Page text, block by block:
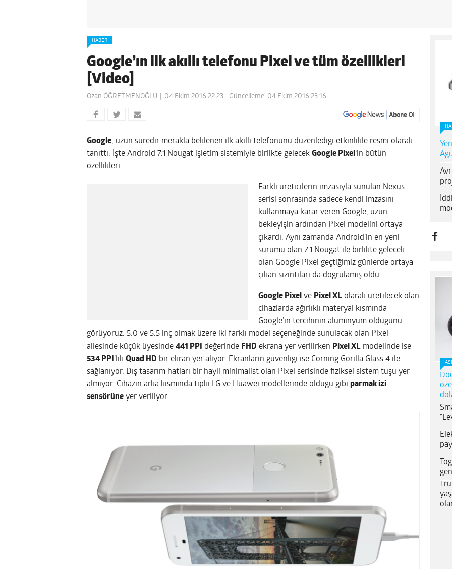
HABER
Google’ın ilk akıllı telefonu Pixel ve tüm özellikleri
[Video]
Ozan ÖĞRETMENOĞLU 04 Ekim 2016 22:23 - Güncelleme: 04 Ekim 2016 23:16
Google, uzun süredir merakla beklenen ilk akıllı telefonunu düzenlediği etkinlikle resmi olarak
tanıttı. İşte Android 7.1 Nougat işletim sistemiyle birlikte gelecek Google Pixel ‘in bütün
özellikleri.
Farklı üreticilerin imzasıyla sunulan Nexus
serisi sonrasında sadece kendi imzasını
kullanmaya karar veren Google, uzun
bekleyişin ardından Pixel modelini ortaya
çıkardı. Aynı zamanda Android’in en yeni
sürümü olan 7.1 Nougat ile birlikte gelecek
olan Google Pixel geçtiğimiz günlerde ortaya
çıkan sızıntıları da doğrulamış oldu.
Google Pixel ve Pixel XL olarak üretilecek olan
cihazlarda ağırlıklı materyal kısmında
Google’ın tercihinin alüminyum olduğunu
görüyoruz. 5.0 ve 5.5 inç olmak üzere iki farklı model seçeneğinde sunulacak olan Pixel
ailesinde küçük üyesinde 441 PPI değerinde FHD ekrana yer verilirken Pixel XL modelinde ise
534 PPI ‘lık Quad HD bir ekran yer alıyor. Ekranların güvenliği ise Corning Gorilla Glass 4 ile
sağlanıyor. Dış tasarım hatları bir hayli minimalist olan Pixel serisinde fiziksel sistem tuşu yer
almıyor. Cihazın arka kısmında tıpkı LG ve Huawei modellerinde olduğu gibi parmak izi
sensörüne yer veriliyor.